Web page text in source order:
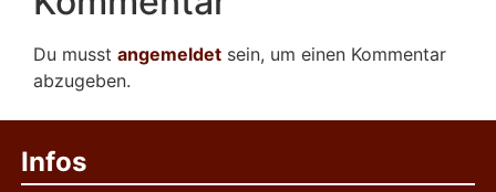
Du musst angemeldet sein, um einen Kommentar
abzugeben.
Infos